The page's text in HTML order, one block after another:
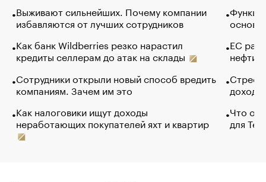
Выживают сильнейших. Почему компании
избавляются от лучших сотрудников
Как банк Wildberries резко нарастил
кредиты селлерам до атак на склады
Сотрудники открыли новый способ вредить
компаниям. Зачем им это
Как налоговики ищут доходы
неработающих покупателей яхт и квартир
основ
ЕС
нефти
Что
для